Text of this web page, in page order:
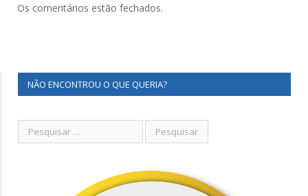
Os comentários estão fechados.
NÃO ENCONTROU O QUE QUERIA?